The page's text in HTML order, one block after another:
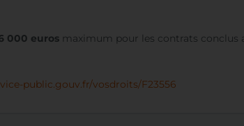
000 euros maximum pour les contrats conclus
public.gouv.fr/vosdroits/F23556